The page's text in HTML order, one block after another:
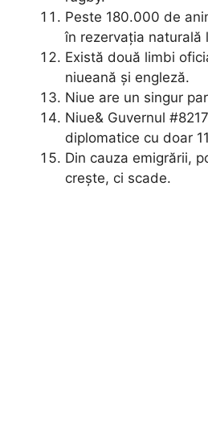
Peste 180.000 de
în rezervația naturală
Există două limbi
niueană și engleză.
Niue are un singur
Niue& Guvernul
diplomatice cu doar
Din cauza emigrării,
crește, ci scade.